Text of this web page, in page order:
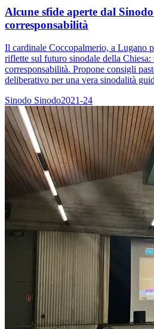
Alcune sfide aperte dal
corresponsabilità
Il cardinale Coccopalmerio, a Lugano
riflette sul futuro sinodale della
corresponsabilità. Propone consigli
deliberativo per una vera sinodalità
Sinodo Sinodo2021-24